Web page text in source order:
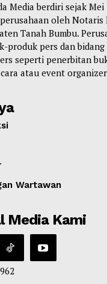
Media berdiri sejak
oleh Notaris
Tanah Bumbu.
produk pers dan bidang
seperti penerbitan
atau event
Wartawan
Media Kami